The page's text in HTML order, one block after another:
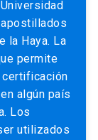
la Haya. La
permite
algún país
Los
utilizados